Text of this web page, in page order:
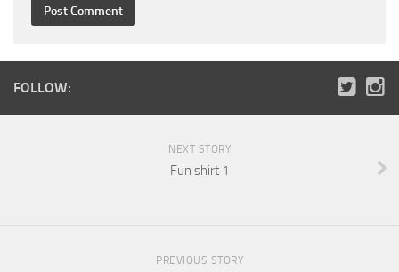
FOLLOW:
NEXT STORY
Fun shirt 1
PREVIOUS STORY